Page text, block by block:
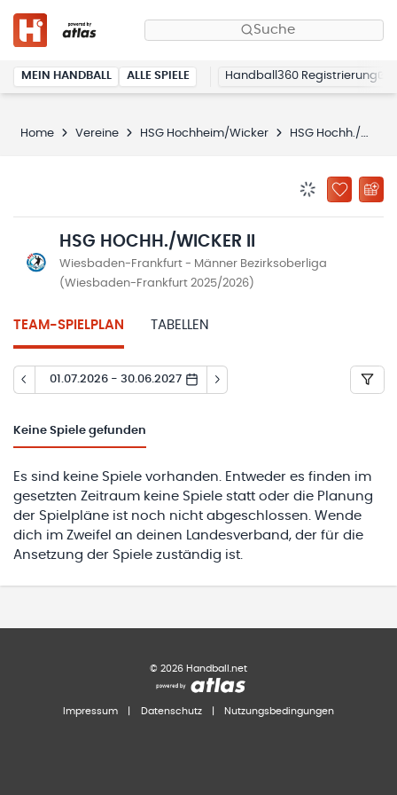
Suche
MEIN HANDBALL ALLE SPIELE Handball360 Registrierung
Home Vereine HSG Hochheim/Wicker HSG Hochh./Wicker II
ZU
HSG HOCHH./WICKER II
Wiesbaden-Frankfurt - Männer Bezirksoberliga
(Wiesbaden-Frankfurt 2025/2026)
TEAM-SPIELPLAN TABELLEN
01.07.2026 - 30.06.2027
Keine Spiele gefunden
Es sind keine Spiele vorhanden. Entweder es finden im
gesetzten Zeitraum keine Spiele statt oder die Planung
der Spielpläne ist noch nicht abgeschlossen. Wende
dich im Zweifel an deinen Landesverband, der für die
Ansetzung der Spiele zuständig ist.
© 2026 Handball.net
Impressum Datenschutz Nutzungsbedingungen